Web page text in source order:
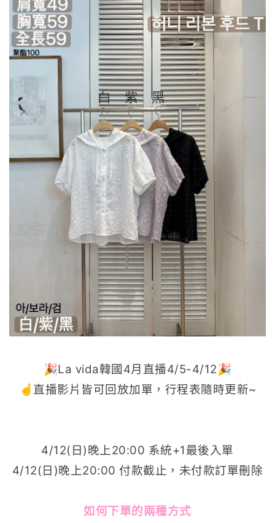
🎉La vida韓國4月直播4/5-4/12🎉
☝️直播影片皆可回放加單，行程表隨時更新~
4/12(日)晚上20:00 系統+1最後入單
4/12(日)晚上20:00 付款截止，未付款訂單刪除
如何下單的兩種方式